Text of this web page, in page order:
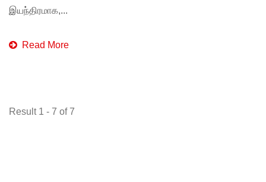
இயந்திரமாக,...
Read More
Result 1 - 7 of 7